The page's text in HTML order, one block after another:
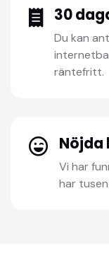
30
Du kan
räntefritt.
Nöjda
Vi har
har